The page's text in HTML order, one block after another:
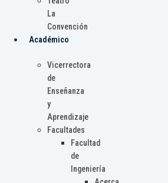
La
Convención
Académico
Vicerrectora
de
Enseñanza
y
Aprendizaje
Facultades
Facultad
de
Ingeniería